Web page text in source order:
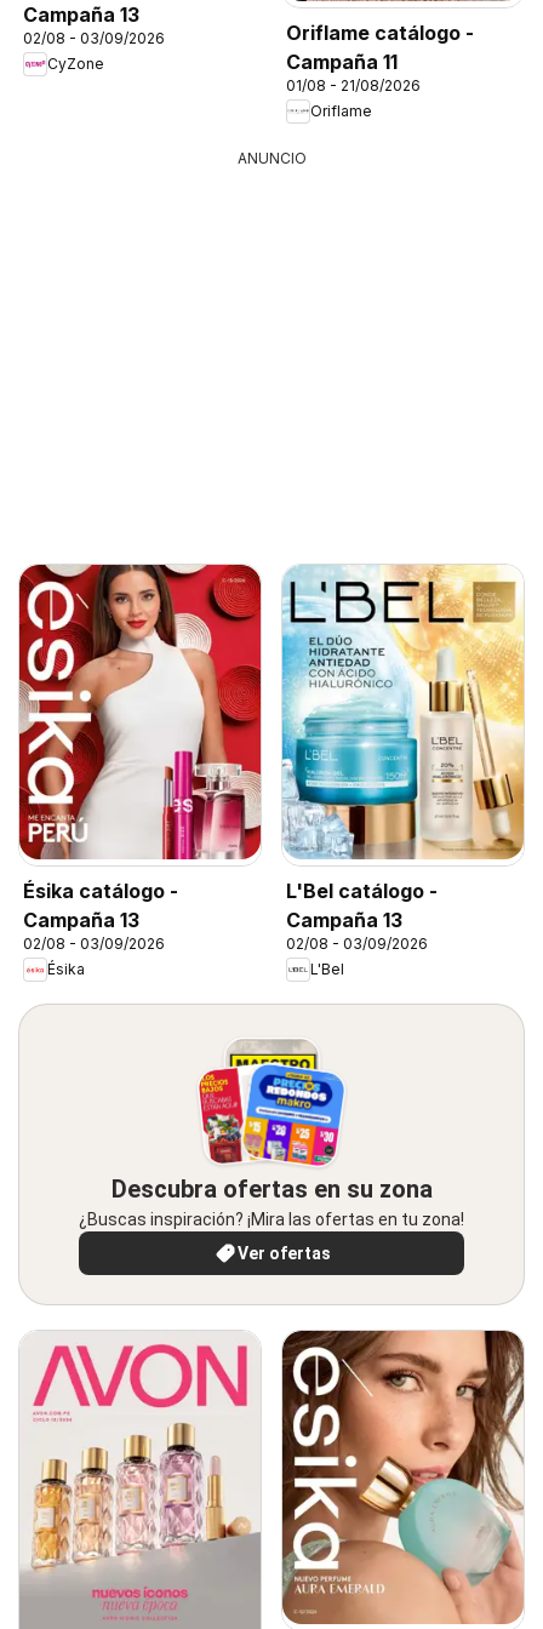
Campaña 13
02/08 - 03/09/2026
CyZone
Oriflame catálogo -
Campaña 11
01/08 - 21/08/2026
Oriflame
ANUNCIO
Ésika catálogo -
Campaña 13
02/08 - 03/09/2026
Ésika
L'Bel catálogo -
Campaña 13
02/08 - 03/09/2026
L'Bel
Descubra ofertas en su zona
¿Buscas inspiración? ¡Mira las ofertas en tu zona!
Ver ofertas